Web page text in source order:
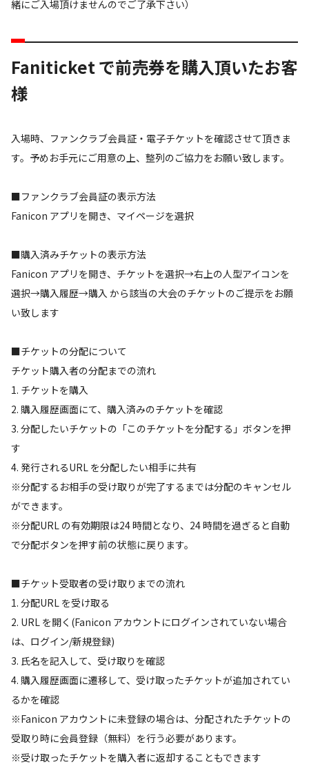
緒にご入場頂けませんのでご了承下さい）
Faniticket で前売券を購入頂いたお客
様
入場時、ファンクラブ会員証・電子チケットを確認させて頂きま
す。予めお手元にご用意の上、整列のご協力をお願い致します。
■ファンクラブ会員証の表示方法
Fanicon アプリを開き、マイページを選択
■購入済みチケットの表示方法
Fanicon アプリを開き、チケットを選択→右上の人型アイコンを
選択→購入履歴→購入 から該当の大会のチケットのご提示をお願
い致します
■チケットの分配について
チケット購入者の分配までの流れ
1. チケットを購入
2. 購入履歴画面にて、購入済みのチケットを確認
3. 分配したいチケットの「このチケットを分配する」ボタンを押
す
4. 発行されるURL を分配したい相手に共有
※分配するお相手の受け取りが完了するまでは分配のキャンセル
ができます。
※分配URL の有効期限は24 時間となり、24 時間を過ぎると自動
で分配ボタンを押す前の状態に戻ります。
■チケット受取者の受け取りまでの流れ
1. 分配URL を受け取る
2. URL を開く(Fanicon アカウントにログインされていない場合
は、ログイン/新規登録)
3. 氏名を記入して、受け取りを確認
4. 購入履歴画面に遷移して、受け取ったチケットが追加されてい
るかを確認
※Fanicon アカウントに未登録の場合は、分配されたチケットの
受取り時に会員登録（無料）を行う必要があります。
※受け取ったチケットを購入者に返却することもできます